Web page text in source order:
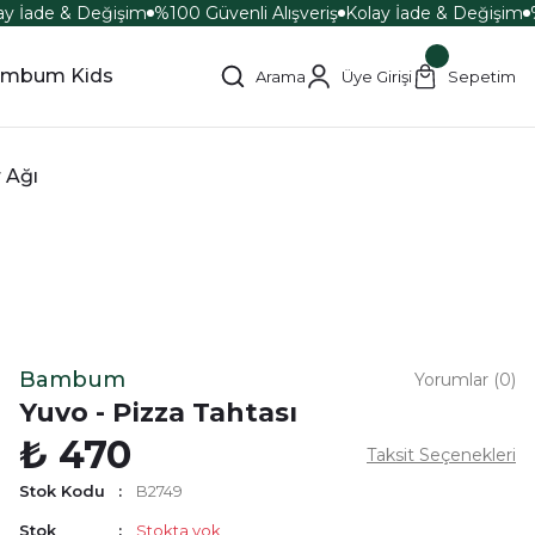
İade & Değişim %100 Güvenli Alışveriş Kolay İade & Değişim
Kids Arama Üye Girişi Sepetim
Bambum Yorumlar (0)
Yuvo - Pizza Tahtası
₺ 470 Taksit Seçenekleri
Stok Kodu B2749
Stok Stokta yok